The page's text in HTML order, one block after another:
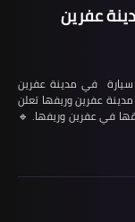
عفرين
في مدينة عفرين
عفرين وريفها تعلن
في عفرين وريفها. 🔹